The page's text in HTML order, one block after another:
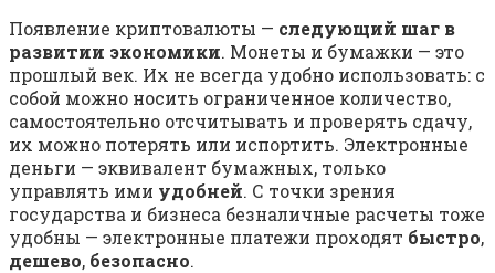
Появление криптовалюты — следующий шаг в
развитии экономики. Монеты и бумажки — это
прошлый век. Их не всегда удобно использовать: с
собой можно носить ограниченное количество,
самостоятельно отсчитывать и проверять сдачу,
их можно потерять или испортить. Электронные
деньги — эквивалент бумажных, только
управлять ими удобней. С точки зрения
государства и бизнеса безналичные расчеты тоже
удобны — электронные платежи проходят быстро,
дешево, безопасно.